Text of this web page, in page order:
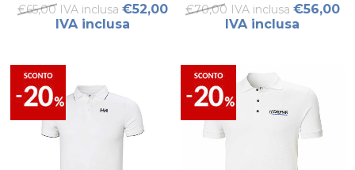
€65,00 IVA inclusa €52,00
IVA inclusa
€70,00 IVA inclusa €56,00
IVA inclusa